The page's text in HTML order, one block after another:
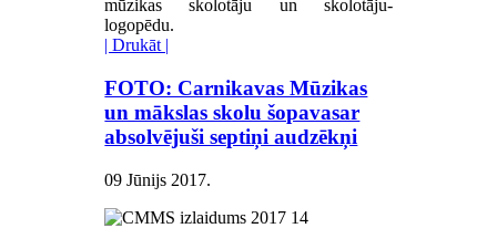
mūzikas skolotāju un skolotāju-
logopēdu.
| Drukāt |
FOTO: Carnikavas Mūzikas
un mākslas skolu šopavasar
absolvējuši septiņi audzēkņi
09 Jūnijs 2017.